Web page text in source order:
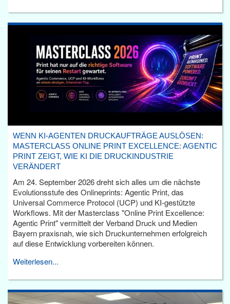
WENN KI-AGENTEN DRUCKAUFTRÄGE AUSLÖSEN:
MASTERCLASS ONLINE PRINT EXCELLENCE: AGENTIC
PRINT ZEIGT, WIE KI DIE DRUCKINDUSTRIE
VERÄNDERT
Am 24. September 2026 dreht sich alles um die nächste
Evolutionsstufe des Onlineprints: Agentic Print, das
Universal Commerce Protocol (UCP) und KI-gestützte
Workflows. Mit der Masterclass "Online Print Excellence:
Agentic Print" vermittelt der Verband Druck und Medien
Bayern praxisnah, wie sich Druckunternehmen erfolgreich
auf diese Entwicklung vorbereiten können.
Weiterlesen...